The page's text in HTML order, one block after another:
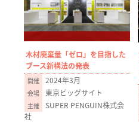
木材廃棄量「ゼロ」を目指した
ブース新構法の発表
2024年3月
東京ビッグサイト
SUPER PENGUIN株式会
社